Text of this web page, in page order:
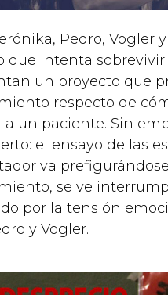
Pedro, Vogler
que intenta sobrevivir
un proyecto que
respecto de
un paciente. Sin
el ensayo de las
va
se ve
por la tensión
y Vogler.